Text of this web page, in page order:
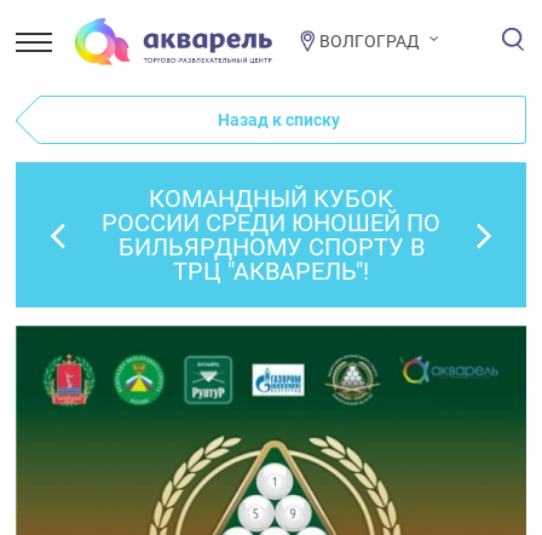
ВОЛГОГРАД
Назад к списку
КОМАНДНЫЙ КУБОК
РОССИИ СРЕДИ ЮНОШЕЙ ПО
БИЛЬЯРДНОМУ СПОРТУ В
ТРЦ "АКВАРЕЛЬ"!